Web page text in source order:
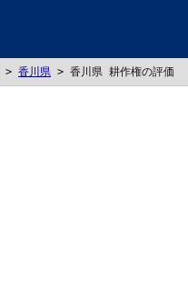
> 香川県 > 香川県 耕作権の評価